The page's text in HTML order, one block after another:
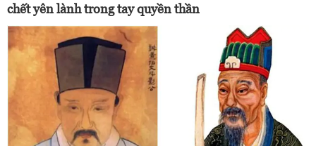
chết yên lành trong tay quyền thần